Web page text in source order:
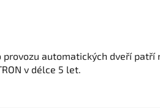
automatických dveří patří
v délce 5 let.